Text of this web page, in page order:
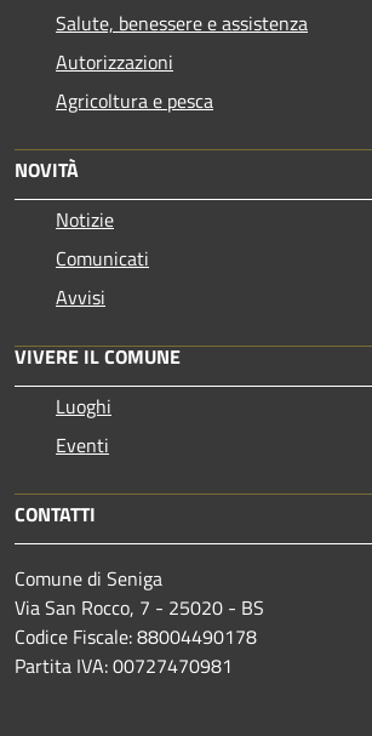
Salute, benessere e assistenza
Autorizzazioni
Agricoltura e pesca
NOVITÀ
Notizie
Comunicati
Avvisi
VIVERE IL COMUNE
Luoghi
Eventi
CONTATTI
Comune di Seniga
Via San Rocco, 7 - 25020 - BS
Codice Fiscale: 88004490178
Partita IVA: 00727470981